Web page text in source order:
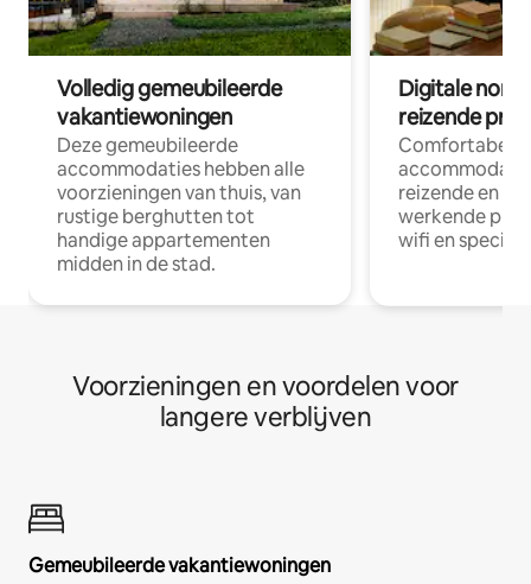
Volledig gemeubileerde
vakantiewoningen
Deze gemeubileerde
accommodaties hebben alle
voorzieningen van thuis, van
rustige berghutten tot
handige appartementen
midden in de stad.
Digitale
reizende
Comfortabele
reizende en
werkende
wifi en
Voorzieningen en voordelen voor
langere verblijven
Gemeubileerde vakantiewoningen